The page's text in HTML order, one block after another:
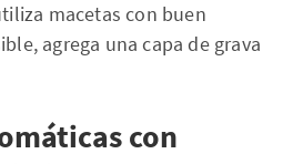
macetas con buen
agrega una capa de grava
con